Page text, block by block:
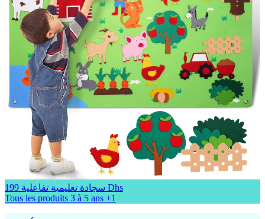
سجادة تعليمية تفاعلية 199 Dhs
Tous les produits 3 à 5 ans +1